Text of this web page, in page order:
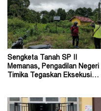
Sengketa Tanah SP II
Memanas, Pengadilan Negeri
Timika Tegaskan Eksekusi